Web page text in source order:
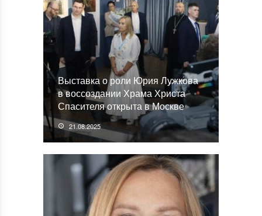
Выставка о роли Юрия Лужкова
в воссоздании Храма Христа
Спасителя открыта в Москве
21.08.2025